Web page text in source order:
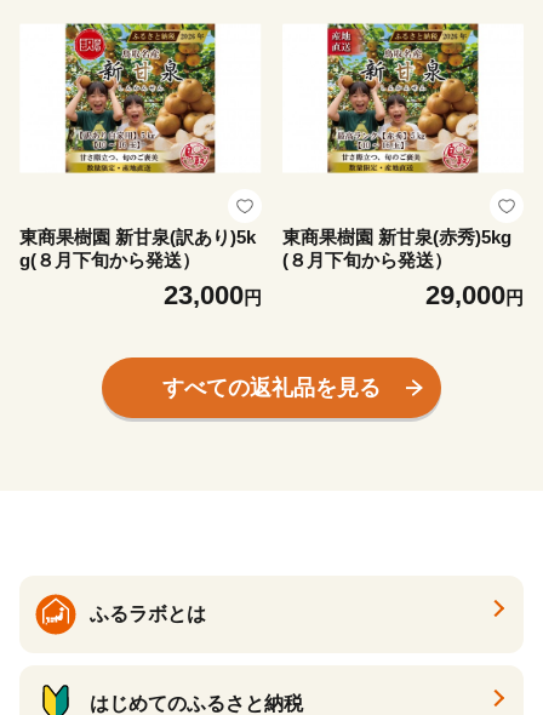
東商果樹園 新甘泉(訳あり)5k
g(８月下旬から発送）
23,000円
東商果樹園 新甘泉(赤秀)5kg
(８月下旬から発送）
29,000円
すべての返礼品を見る
ふるラボとは
はじめてのふるさと納税